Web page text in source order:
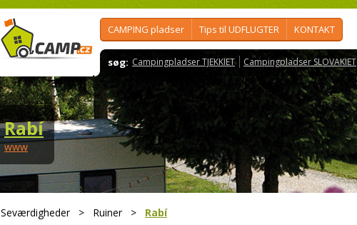
CAMPING pladser Tips til UDFLUGTER KONTAKT
søg: Campingpladser TJEKKIET Campingpladser SLOVAKIET
Rabí
www
Seværdigheder> Ruiner> Rabí